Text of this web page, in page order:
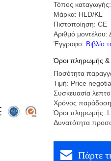
Τόπος καταγωγής:
Μάρκα: HLD/KL
Πιστοποίηση: CE
Αριθμό
Έγγραφο: Βιβλίο
Όροι πληρωμής &
Ποσότητα
Τιμή: Price
Συσκευασία
Χρόνος
Όροι πληρωμής:
Δυνατότητα
Πάρτε